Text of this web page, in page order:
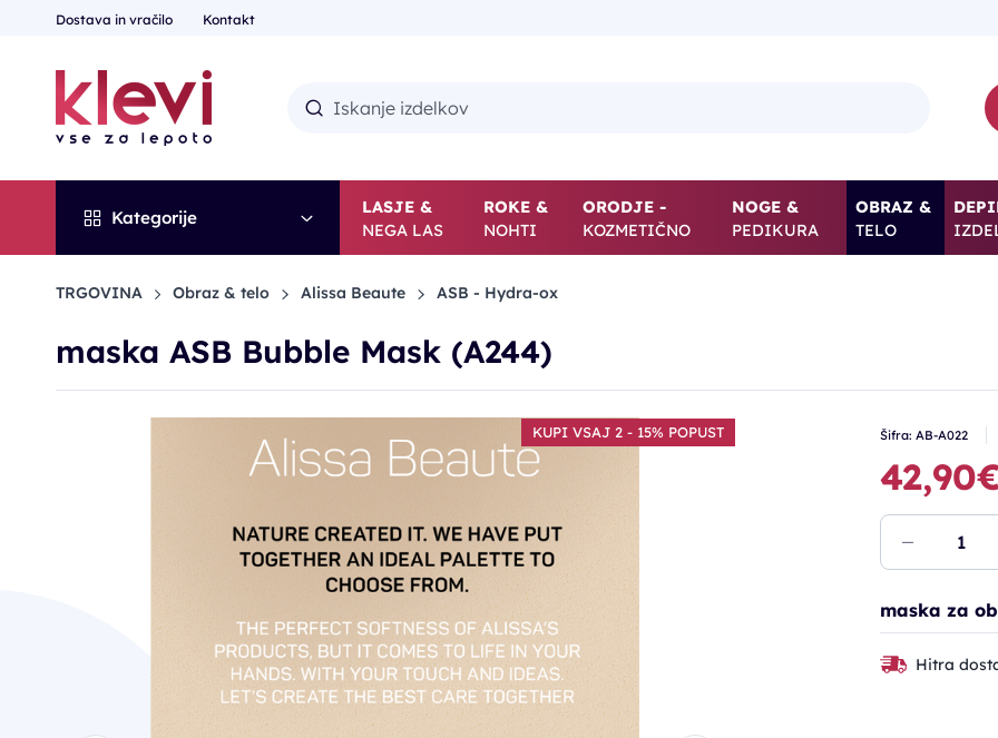
Dostava in vračilo Kontakt
Kategorije
LASJE &
NEGA LAS
ROKE &
NOHTI
ORODJE -
KOZMETIČNO
NOGE &
PEDIKURA
OBRAZ &
TELO
TRGOVINA Obraz & telo Alissa Beaute ASB - Hydra-ox
maska ASB Bubble Mask (A244)
KUPI VSAJ 2 - 15% POPUST Šifra: AB-A022
maska za
Hitra